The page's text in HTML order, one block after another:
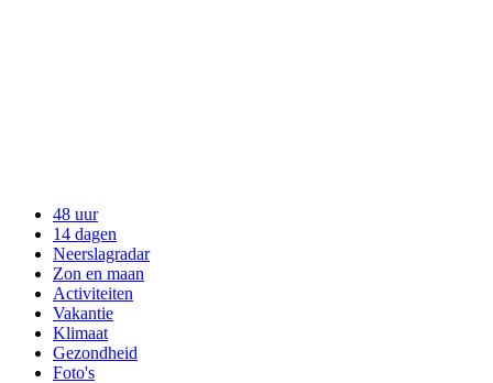
48 uur
14 dagen
Neerslagradar
Zon en maan
Activiteiten
Vakantie
Klimaat
Gezondheid
Foto's